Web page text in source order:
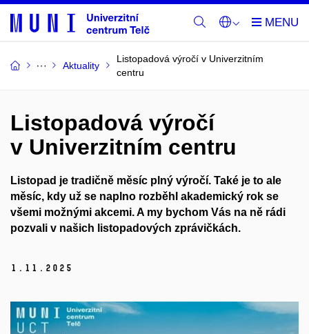
Aktuality
Listopadová výročí v Univerzitním
centru
Listopadová výročí
v Univerzitním centru
Listopad je tradičně měsíc plný výročí. Také je to ale
měsíc, kdy už se naplno rozběhl akademický rok se
všemi možnými akcemi. A my bychom Vás na ně rádi
pozvali v našich listopadových zprávičkách.
1. 11. 2025